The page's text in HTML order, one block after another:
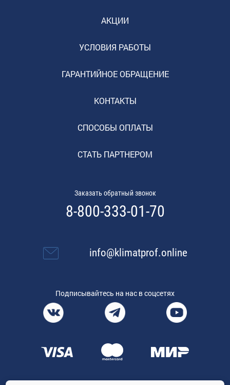
АКЦИИ
УСЛОВИЯ РАБОТЫ
ГАРАНТИЙНОЕ ОБРАЩЕНИЕ
КОНТАКТЫ
СПОСОБЫ ОПЛАТЫ
СТАТЬ ПАРТНЕРОМ
Заказать обратный звонок
8-800-333-01-70
info@klimatprof.online
Подписывайтесь на нас в соцсетях